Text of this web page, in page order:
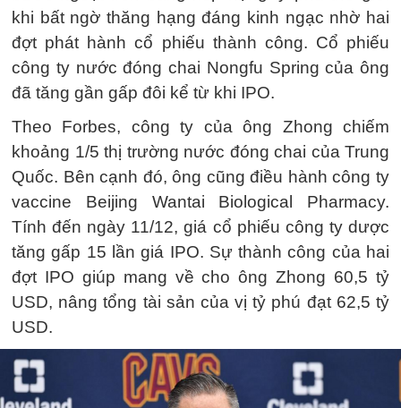
khi bất ngờ thăng hạng đáng kinh ngạc nhờ hai
đợt phát hành cổ phiếu thành công. Cổ phiếu
công ty nước đóng chai Nongfu Spring của ông
đã tăng gần gấp đôi kể từ khi IPO.
Theo Forbes, công ty của ông Zhong chiếm
khoảng 1/5 thị trường nước đóng chai của Trung
Quốc. Bên cạnh đó, ông cũng điều hành công ty
vaccine Beijing Wantai Biological Pharmacy.
Tính đến ngày 11/12, giá cổ phiếu công ty dược
tăng gấp 15 lần giá IPO. Sự thành công của hai
đợt IPO giúp mang về cho ông Zhong 60,5 tỷ
USD, nâng tổng tài sản của vị tỷ phú đạt 62,5 tỷ
USD.